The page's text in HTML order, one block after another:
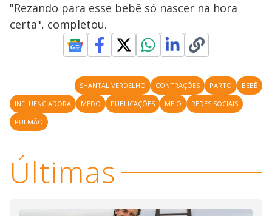
"Rezando para esse bebê só nascer na hora
certa", completou.
SHANTAL VERDELHO CONTRAÇÕES PARTO
BEBÊ
INFLUENCIADORA
MEDO PUBLICAÇÕES MEIO
REDES SOCIAIS
PULMÃO
Últimas